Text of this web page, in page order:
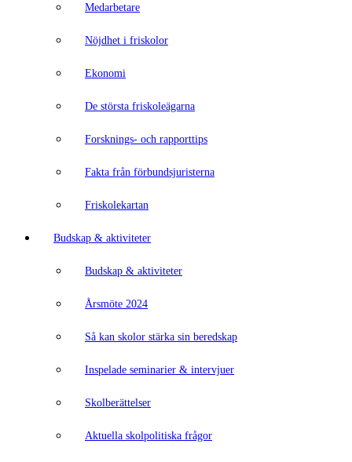
Medarbetare
Nöjdhet i friskolor
Ekonomi
De största friskoleägarna
Forsknings- och rapporttips
Fakta från förbundsjuristerna
Friskolekartan
Budskap & aktiviteter
Budskap & aktiviteter
Årsmöte 2024
Så kan skolor stärka sin beredskap
Inspelade seminarier & intervjuer
Skolberättelser
Aktuella skolpolitiska frågor